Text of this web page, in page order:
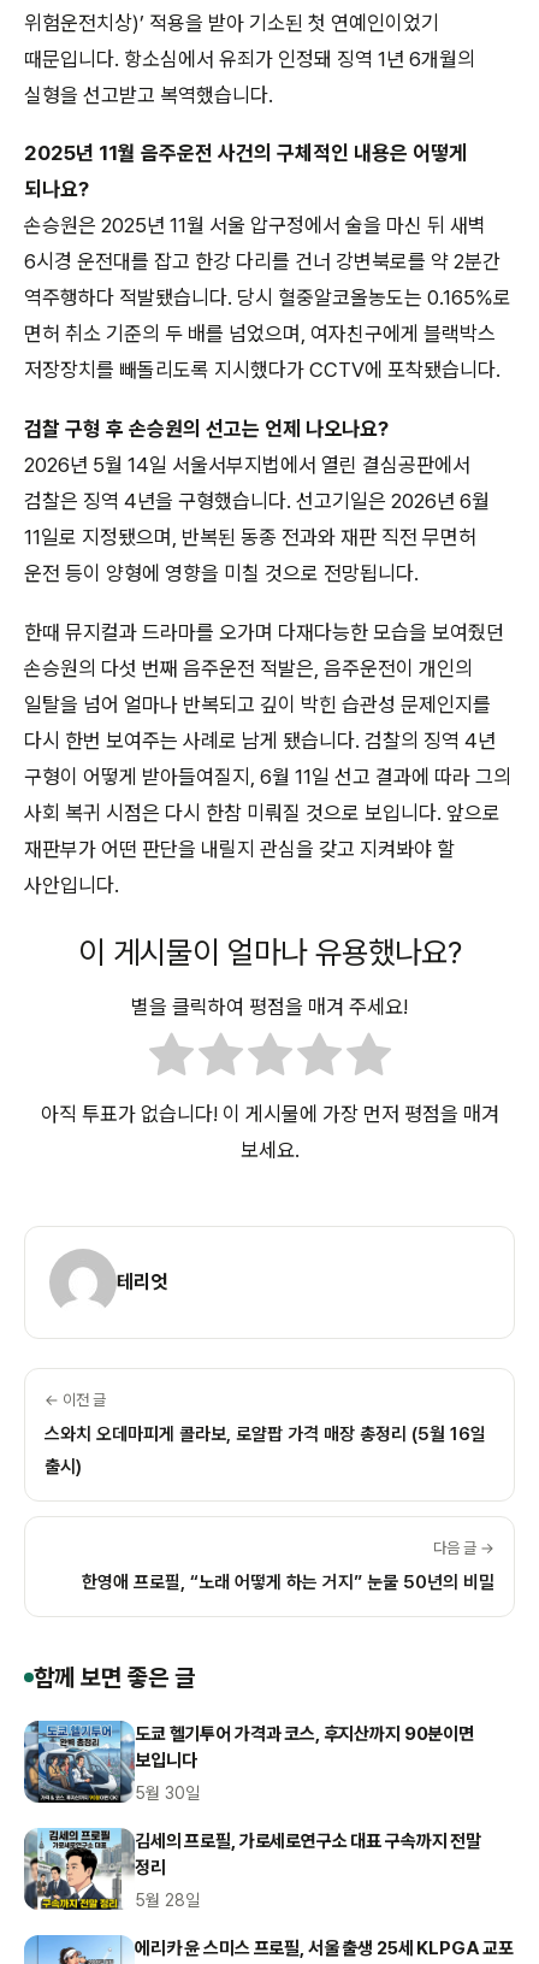
위험운전치상)’ 적용을 받아 기소된 첫 연예인이었기
때문입니다. 항소심에서 유죄가 인정돼 징역 1년 6개월의
실형을 선고받고 복역했습니다.
2025년 11월 음주운전 사건의 구체적인 내용은 어떻게
되나요?
손승원은 2025년 11월 서울 압구정에서 술을 마신 뒤 새벽
6시경 운전대를 잡고 한강 다리를 건너 강변북로를 약 2분간
역주행하다 적발됐습니다. 당시 혈중알코올농도는 0.165%로
면허 취소 기준의 두 배를 넘었으며, 여자친구에게 블랙박스
저장장치를 빼돌리도록 지시했다가 CCTV에 포착됐습니다.
검찰 구형 후 손승원의 선고는 언제 나오나요?
2026년 5월 14일 서울서부지법에서 열린 결심공판에서
검찰은 징역 4년을 구형했습니다. 선고기일은 2026년 6월
11일로 지정됐으며, 반복된 동종 전과와 재판 직전 무면허
운전 등이 양형에 영향을 미칠 것으로 전망됩니다.
한때 뮤지컬과 드라마를 오가며 다재다능한 모습을 보여줬던
손승원의 다섯 번째 음주운전 적발은, 음주운전이 개인의
일탈을 넘어 얼마나 반복되고 깊이 박힌 습관성 문제인지를
다시 한번 보여주는 사례로 남게 됐습니다. 검찰의 징역 4년
구형이 어떻게 받아들여질지, 6월 11일 선고 결과에 따라 그의
사회 복귀 시점은 다시 한참 미뤄질 것으로 보입니다. 앞으로
재판부가 어떤 판단을 내릴지 관심을 갖고 지켜봐야 할
사안입니다.
이 게시물이 얼마나 유용했나요?
별을 클릭하여 평점을 매겨 주세요!
아직 투표가 없습니다! 이 게시물에 가장 먼저 평점을 매겨
보세요.
테리엇
← 이전 글
스와치 오데마피게 콜라보, 로얄팝 가격 매장 총정리 (5월 16일
출시)
다음 글 →
한영애 프로필, “노래 어떻게 하는 거지” 눈물 50년의 비밀
함께 보면 좋은 글
도쿄 헬기투어 가격과 코스, 후지산까지 90분이면
보입니다
5월 30일
김세의 프로필, 가로세로연구소 대표 구속까지 전말
정리
5월 28일
에리카 윤 스미스 프로필, 서울 출생 25세 KLPGA 교포